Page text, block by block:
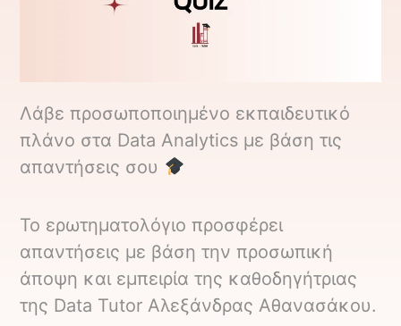
Λάβε προσωποποιημένο εκπαιδευτικό
πλάνο στα Data Analytics με βάση τις
απαντήσεις σου
Το ερωτηματολόγιο προσφέρει
απαντήσεις με βάση την προσωπική
άποψη και εμπειρία της καθοδηγήτριας
της Data Tutor Αλεξάνδρας Αθανασάκου.